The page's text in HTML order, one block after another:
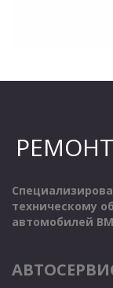
техническому
автомобилей